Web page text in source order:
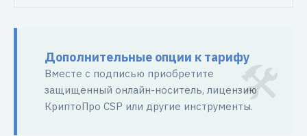
Дополнительные опции к тарифу
Вместе с подписью приобретите
защищенный онлайн-носитель, лицензию
КриптоПро CSP или другие инструменты.